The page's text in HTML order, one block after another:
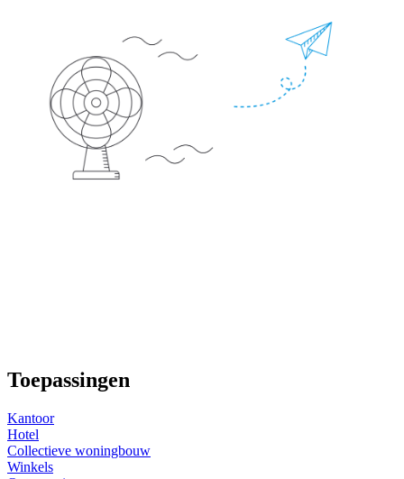
Toepassingen
Kantoor
Hotel
Collectieve woningbouw
Winkels